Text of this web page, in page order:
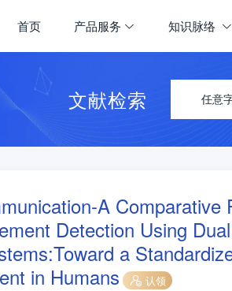
首页 产品服务 知识脉络
文献检索 任意
A
Detection Using
a
in Humans
认领